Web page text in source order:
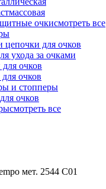
очкисмотреть все
для очков
ухода за очками
очков
очков
и стопперы
очков
смотреть все
мет. 2544 С01